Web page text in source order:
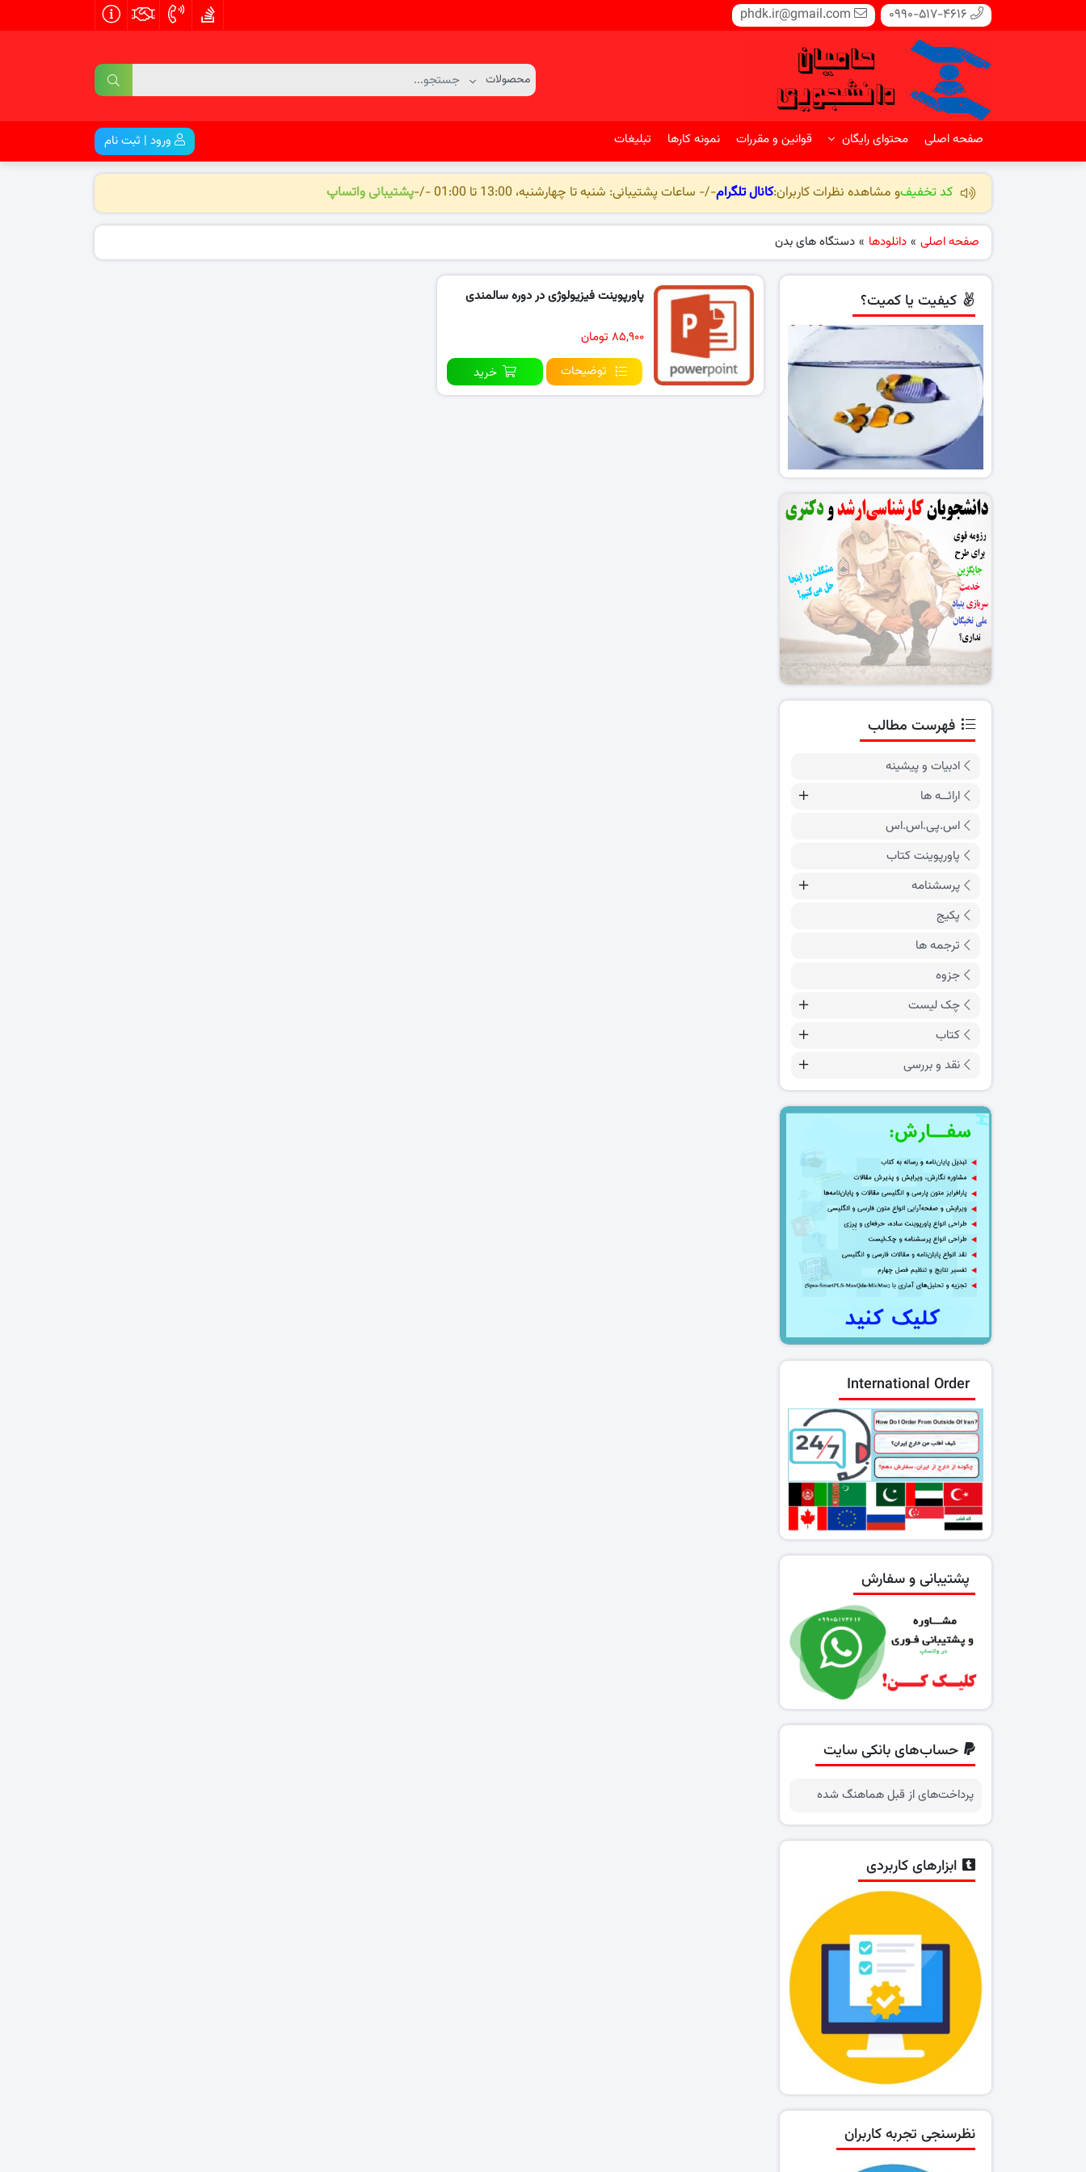
0990-517-4616
phdk.ir@gmail.com
صفحه اصلی محتوای رایگان قوانین و مقررات نمونه کارها تبلیغات ورود | ثبت نام
کد تخفیفو مشاهده نظرات کاربران:کانال تلگرام-/- ساعات پشتیبانی: شنبه تا چهارشنبه، 13:00 تا 01:00 -/- پشتیبانی واتساپ
صفحه اصلی » دانلودها » دستگاه های بدن
پاورپوینت فیزیولوژی در دوره سالمندی
۸۵,۹۰۰ تومان
توضیحات
خرید
کیفیت یا کمیت؟
فهرست مطالب
ادبیات و پیشینه
ارائــه ها
اس.پی.اس.اس
پاورپوینت کتاب
پرسشنامه
پکیج
ترجمه ها
جزوه
چک لیست
کتاب
نقد و بررسی
International Order
پشتیبانی و سفارش
حساب‌های بانکی سایت
پرداخت‌های از قبل هماهنگ شده
ابزارهای کاربردی
نظرسنجی تجربه کاربران